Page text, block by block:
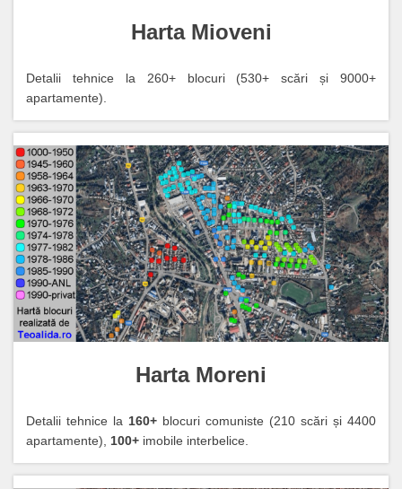
Harta Mioveni
Detalii tehnice la 260+ blocuri (530+ scări și 9000+
apartamente).
Harta Moreni
Detalii tehnice la 160+ blocuri comuniste (210 scări și 4400
apartamente), 100+ imobile interbelice.